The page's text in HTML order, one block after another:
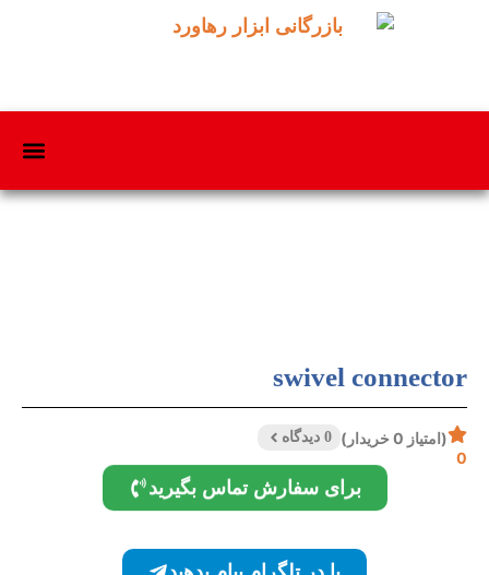
swivel connector
0
(امتیاز 0 خریدار) 0 دیدگاه
برای سفارش تماس بگیرید